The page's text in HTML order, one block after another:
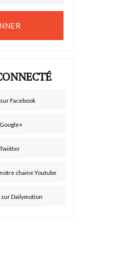
Facebook
chaine Youtube
Dailymotion